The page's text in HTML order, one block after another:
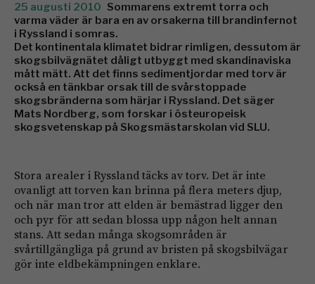
25 augusti 2010 Sommarens extremt torra och
varma väder är bara en av orsakerna till brandinfernot
i Ryssland i somras.
Det kontinentala klimatet bidrar rimligen, dessutom är
skogsbilvägnätet dåligt utbyggt med skandinaviska
mått mätt. Att det finns sedimentjordar med torv är
också en tänkbar orsak till de svårstoppade
skogsbränderna som härjar i Ryssland. Det säger
Mats Nordberg, som forskar i östeuropeisk
skogsvetenskap på Skogsmästarskolan vid SLU.
Stora arealer i Ryssland täcks av torv. Det är inte
ovanligt att torven kan brinna på flera meters djup,
och när man tror att elden är bemästrad ligger den
och pyr för att sedan blossa upp någon helt annan
stans. Att sedan många skogsområden är
svårtillgängliga på grund av bristen på skogsbilvägar
gör inte eldbekämpningen enklare.